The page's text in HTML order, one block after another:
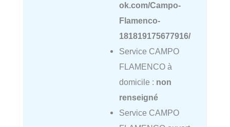
ok.com/Campo-
Flamenco-
181819175677916/
Service CAMPO
FLAMENCO à
domicile : non
renseigné
Service CAMPO